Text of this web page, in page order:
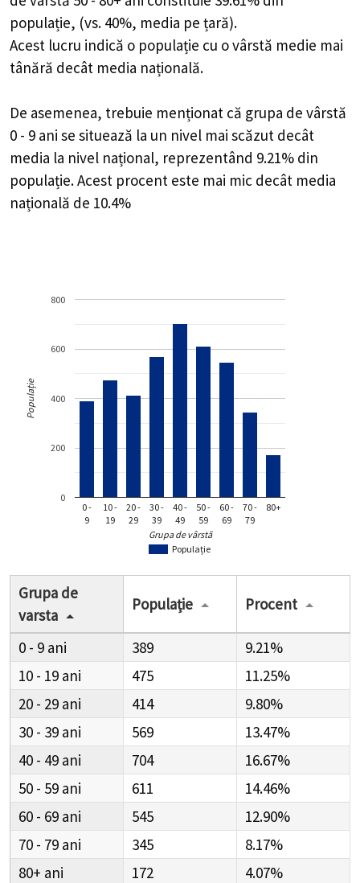
populație, (vs. 40%, media pe țară).
Acest lucru indică o populație cu o vârstă medie mai
tânără decât media națională.
De asemenea, trebuie menționat că grupa de vârstă
0 - 9 ani se situează la un nivel mai scăzut decât
media la nivel național, reprezentând 9.21% din
populație. Acest procent este mai mic decât media
națională de 10.4%
Populație
0 -
9
10 -
19
20 -
29
30 -
39
40 -
49
50 -
59
60 -
69
70 -
79
80+
0
200
400
600
800
Grupa de vârstă
Populație
Grupa de
varsta
Populație Procent
0 - 9 389
9.21%
10 - 19
475
11.25%
20 - 29
414
9.80%
30 - 39
569
13.47%
40 - 49
704
16.67%
50 - 59
611
14.46%
60 - 69
545
12.90%
70 - 79
345
8.17%
80+
172 4.07%